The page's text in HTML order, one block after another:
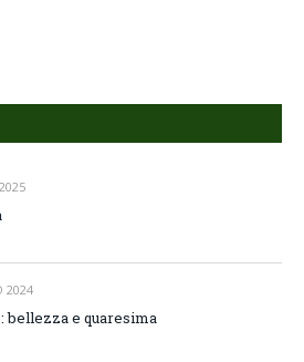
2024
bellezza e quaresima